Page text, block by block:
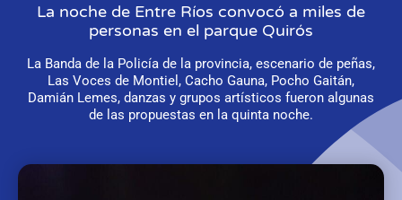
La noche de Entre Ríos convocó a miles de
personas en el parque Quirós
La Banda de la Policía de la provincia, escenario de peñas,
Las Voces de Montiel, Cacho Gauna, Pocho Gaitán,
Damián Lemes, danzas y grupos artísticos fueron algunas
de las propuestas en la quinta noche.